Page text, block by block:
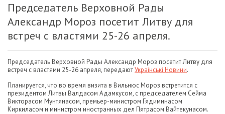
Председатель Верховной Рады
Александр Мороз посетит Литву для
встреч с властями 25-26 апреля.
Председатель Верховной Рады Александр Мороз посетит Литву для
встреч с властями 25-26 апреля, передаютУкраїнські Новини.
Планируется, что во время визита в Вильнюс Мороз встретится с
президентом Литвы Валдасом Адамкусом, с председателем Сейма
Викторасом Мунтянасом, премьер-министром Гядиминасом
Киркиласом и министром иностранных дел Пятрасом Вайтекунасом.